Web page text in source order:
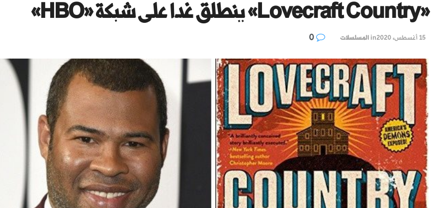
«Lovecraft Country» ينطلق غدا على شبكة «HBO»
15 أغسطس، 2020 in المسلسلات